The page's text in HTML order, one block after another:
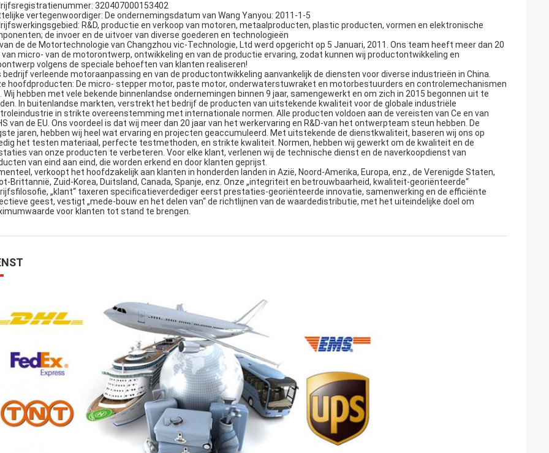
320407000153402
vertegenwoordiger: De ondernemingsdatum van Wang Yanyou: 2011-1-5
R&D, productie en verkoop van motoren, metaalproducten, plastic producten, vormen en elektronische
de invoer en de uitvoer van diverse goederen en technologieën
de de Motortechnologie van Changzhou vic-Technologie, Ltd werd opgericht op 5 Januari, 2011. Ons team heeft meer dan 20
van micro- van de motorontwerp, ontwikkeling en van de productie ervaring, zodat kunnen wij productontwikkeling en
volgens de speciale behoeften van klanten realiseren!
bedrijf verleende motoraanpassing en van de productontwikkeling aanvankelijk de diensten voor diverse industrieën in China.
hoofdproducten: De micro- stepper motor, paste motor, onderwaterstuwraket en motorbestuurders en controlemechanismen
Wij hebben met vele bekende binnenlandse ondernemingen binnen 9 jaar, samengewerkt en om zich in 2015 begonnen uit te
In buitenlandse markten, verstrekt het bedrijf de producten van uitstekende kwaliteit voor de globale industriële
in strikte overeenstemming met internationale normen. Alle producten voldoen aan de vereisten van Ce en van
van de EU. Ons voordeel is dat wij meer dan 20 jaar van het werkervaring en R&D-van het ontwerpteam steun hebben. De
jaren, hebben wij heel wat ervaring en projecten geaccumuleerd. Met uitstekende de dienstkwaliteit, baseren wij ons op
het testen materiaal, perfecte testmethoden, en strikte kwaliteit. Normen, hebben wij gewerkt om de kwaliteit en de
van onze producten te verbeteren. Voor elke klant, verlenen wij de technische dienst en de naverkoopdienst van
van eind aan eind, die worden erkend en door klanten geprijst.
verkoopt het hoofdzakelijk aan klanten in honderden landen in Azië, Noord-Amerika, Europa, enz., de Verenigde Staten,
Brittannië, Zuid-Korea, Duitsland, Canada, Spanje, enz. Onze „integriteit en betrouwbaarheid, kwaliteit-georiënteerde“
„klant“ taxeren specificatieverdediger eerst prestaties-georiënteerde innovatie, samenwerking en de efficiënte
geest, vestigt „mede-bouw en het delen van“ de richtlijnen van de waardedistributie, met het uiteindelijke doel om
voor klanten tot stand te brengen.